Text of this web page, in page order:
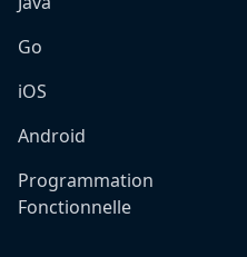
Go
iOS
Android
Programmation
Fonctionnelle